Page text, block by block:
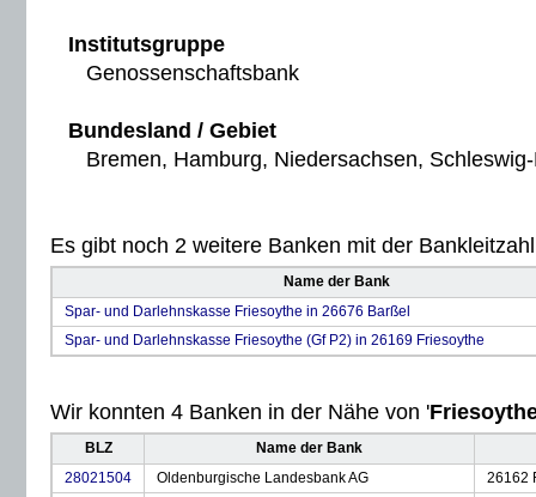
Institutsgruppe
Genossenschaftsbank
Bundesland / Gebiet
Bremen, Hamburg, Niedersachsen,
Es gibt noch 2 weitere Banken mit der
Name der Bank
Spar- und Darlehnskasse Friesoythe in 26676 Barßel
Spar- und Darlehnskasse Friesoythe (Gf P2) in 26169 Friesoythe
Wir konnten 4 Banken in der Nähe von '
BLZ
Name der Bank
28021504
Oldenburgische Landesbank AG
26162